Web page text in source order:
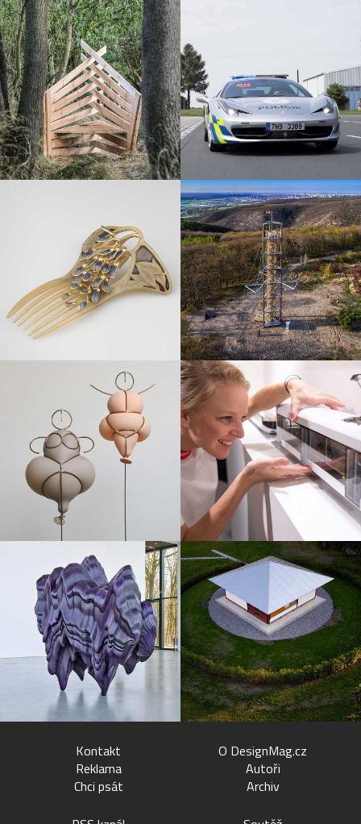
Kontakt
Reklama
Chci psát
O DesignMag.cz
Autoři
Archiv